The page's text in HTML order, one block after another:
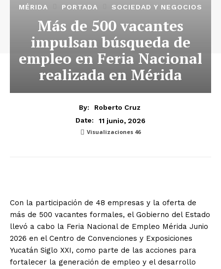
MÉRIDA PORTADA SOCIEDAD Y NEGOCIOS
Más de 500 vacantes
impulsan búsqueda de
empleo en Feria Nacional
realizada en Mérida
By:
Roberto Cruz
Date:
11 junio, 2026
Visualizaciones 46
Con la participación de 48 empresas y la oferta de
más de 500 vacantes formales, el Gobierno del Estado
llevó a cabo la Feria Nacional de Empleo Mérida Junio
2026 en el Centro de Convenciones y Exposiciones
Yucatán Siglo XXI, como parte de las acciones para
fortalecer la generación de empleo y el desarrollo